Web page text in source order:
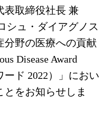
表取締役社長 兼
シュ・ダイアグノス
分野の医療への貢献
Disease Award
ード 2022）」におい
をお知らせしま